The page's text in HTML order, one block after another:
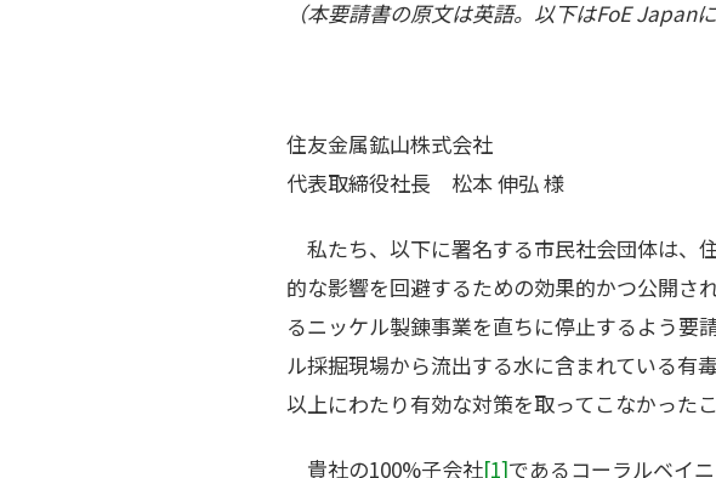
（本要請書の原文は英語。以下はFoE Japan
住友金属鉱山株式会社
代表取締役社長 松本 伸弘 様
私たち、以下に署名する市民社会団体は、
的な影響を回避するための効果的かつ公開さ
るニッケル製錬事業を直ちに停止するよう要
ル採掘現場から流出する水に含まれている有
以上にわたり有効な対策を取ってこなかった
貴社の100%子会社[1]であるコーラルベイ